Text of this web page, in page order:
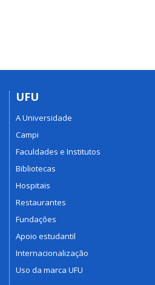
UFU
A Universidade
Campi
Faculdades e Institutos
Bibliotecas
Hospitais
Restaurantes
Fundações
Apoio estudantil
Internacionalização
Uso da marca UFU